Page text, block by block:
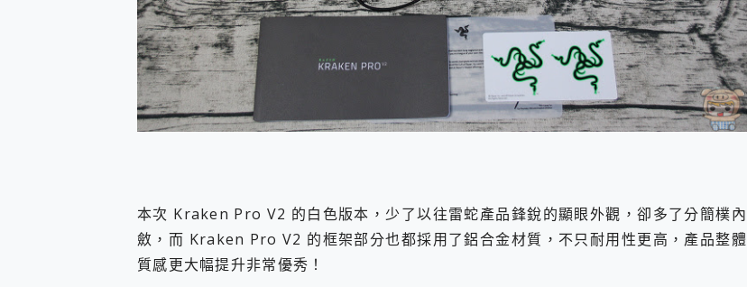
本次 Kraken Pro V2 的白色版本，少了以往雷蛇產品鋒銳的顯眼外觀，卻多了分簡樸內
斂，而 Kraken Pro V2 的框架部分也都採用了鋁合金材質，不只耐用性更高，產品整體
質感更大幅提升非常優秀！